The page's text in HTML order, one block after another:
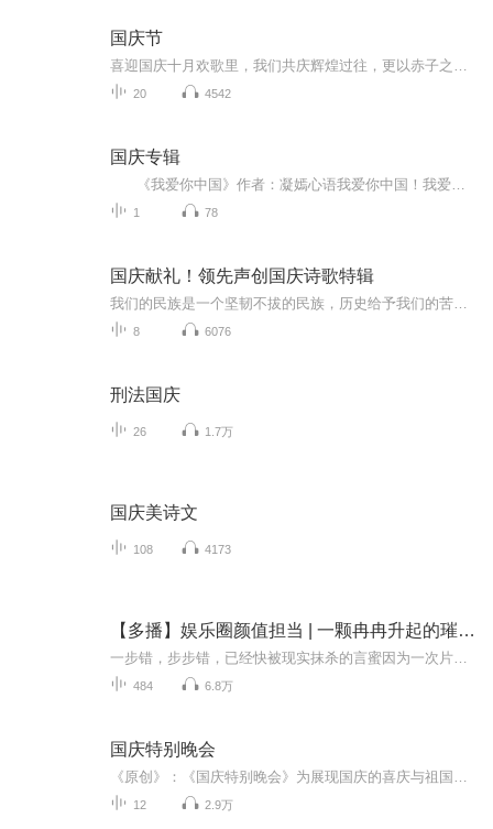
国庆节
20 4542
国庆专辑
1 78
国庆献礼！领先声创国庆诗歌特辑
8 6076
刑法国庆
26 1.7万
国庆美诗文
108 4173
【多播】娱乐圈颜值担当 | 一颗冉冉升起的璀璨明星
484 6.8万
国庆特别晚会
12 2.9万